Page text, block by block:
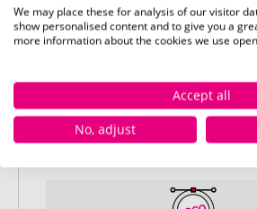
Schritt 1:
Artikelkonfiguration
Werbeartikel aus und passen
nach Ihren Vorstellungen an.
Anschließend legen Sie die
Artikel in Ihren Warenkorb.
We may place these for analysis of our visitor
show personalised content and to give you a
more information about the cookies we use
Accept all
No, adjust